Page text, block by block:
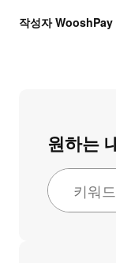
작성자 WooshPay
원하는